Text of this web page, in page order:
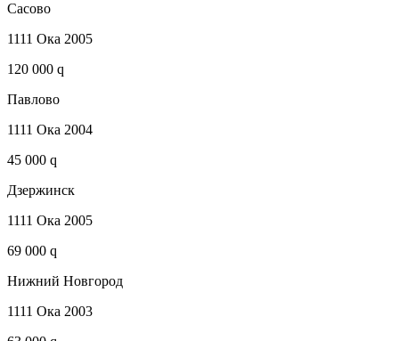
Сасово
1111 Ока 2005
120 000 q
Павлово
1111 Ока 2004
45 000 q
Дзержинск
1111 Ока 2005
69 000 q
Нижний Новгород
1111 Ока 2003